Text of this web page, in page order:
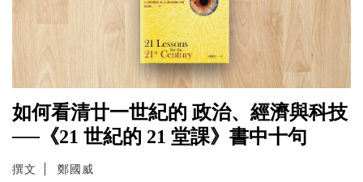
如何看清廿一世紀的 政治、經濟與科技
──《21 世紀的 21 堂課》書中十句
撰文 鄭國威